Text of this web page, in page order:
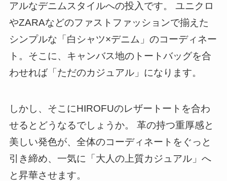
アルなデニムスタイルへの投入です。 ユニクロ
やZARAなどのファストファッションで揃えた
シンプルな「白シャツ×デニム」のコーディネー
ト。そこに、キャンバス地のトートバッグを合
わせれば「ただのカジュアル」になります。
しかし、そこにHIROFUのレザートートを合わ
せるとどうなるでしょうか。 革の持つ重厚感と
美しい発色が、全体のコーディネートをぐっと
引き締め、一気に「大人の上質カジュアル」へ
と昇華させます。